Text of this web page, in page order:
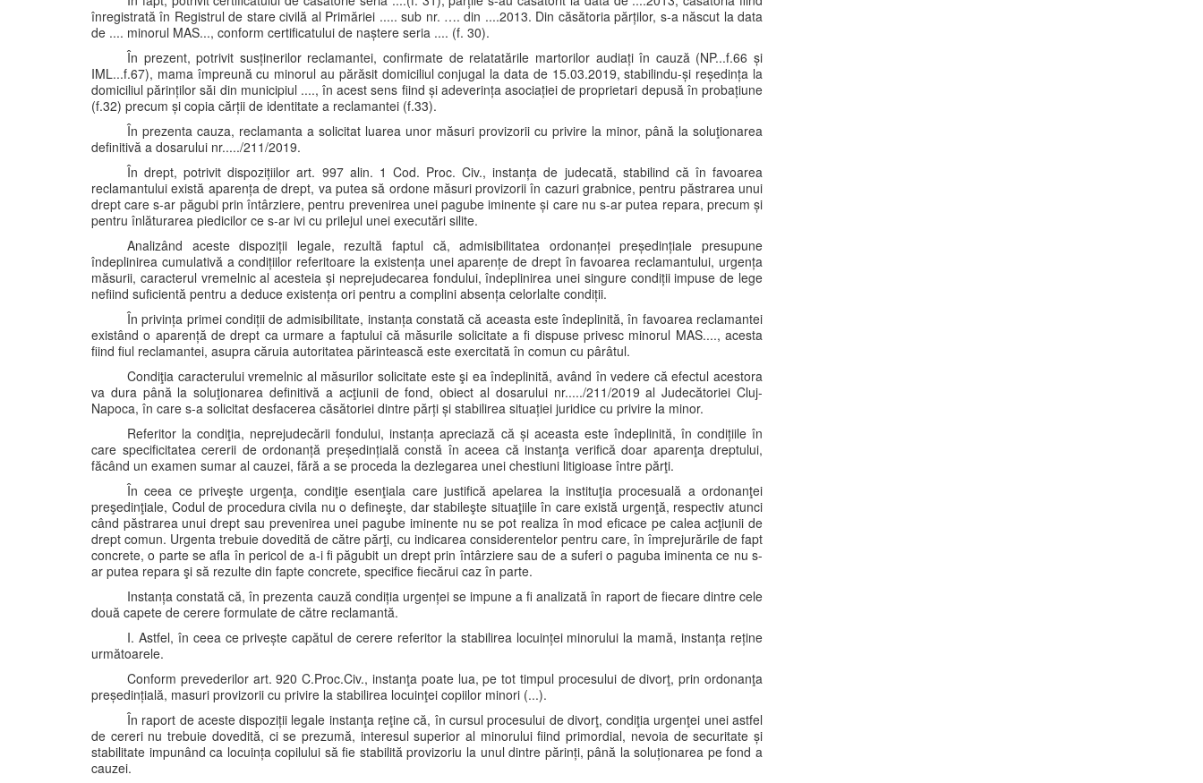
înregistrată în Registrul de stare civilă al Primăriei ..... sub nr. …. din ....2013. Din căsătoria părților, s-a născut la data
de .... minorul MAS..., conform certificatului de naștere seria .... (f. 30).
În prezent, potrivit susținerilor reclamantei, confirmate de relatatările martorilor audiați în cauză (NP...f.66 și
IML...f.67), mama împreună cu minorul au părăsit domiciliul conjugal la data de 15.03.2019, stabilindu-și reședința la
domiciliul părinților săi din municipiul ...., în acest sens fiind și adeverința asociației de proprietari depusă în probațiune
(f.32) precum și copia cărții de identitate a reclamantei (f.33).
În prezenta cauza, reclamanta a solicitat luarea unor măsuri provizorii cu privire la minor, până la soluţionarea
definitivă a dosarului nr...../211/2019.
În drept, potrivit dispozițiilor art. 997 alin. 1 Cod. Proc. Civ., instanța de judecată, stabilind că în favoarea
reclamantului există aparența de drept, va putea să ordone măsuri provizorii în cazuri grabnice, pentru păstrarea unui
drept care s-ar păgubi prin întârziere, pentru prevenirea unei pagube iminente și care nu s-ar putea repara, precum și
pentru înlăturarea piedicilor ce s-ar ivi cu prilejul unei executări silite.
Analizând aceste dispoziții legale, rezultă faptul că, admisibilitatea ordonanței președințiale presupune
îndeplinirea cumulativă a condițiilor referitoare la existența unei aparențe de drept în favoarea reclamantului, urgența
măsurii, caracterul vremelnic al acesteia și neprejudecarea fondului, îndeplinirea unei singure condiții impuse de lege
nefiind suficientă pentru a deduce existența ori pentru a complini absența celorlalte condiții.
În privința primei condiții de admisibilitate, instanța constată că aceasta este îndeplinită, în favoarea reclamantei
existând o aparență de drept ca urmare a faptului că măsurile solicitate a fi dispuse privesc minorul MAS...., acesta
fiind fiul reclamantei, asupra căruia autoritatea părintească este exercitată în comun cu pârâtul.
Condiţia caracterului vremelnic al măsurilor solicitate este şi ea îndeplinită, având în vedere că efectul acestora
va dura până la soluţionarea definitivă a acţiunii de fond, obiect al dosarului nr...../211/2019 al Judecătoriei Cluj-
Napoca, în care s-a solicitat desfacerea căsătoriei dintre părți și stabilirea situației juridice cu privire la minor.
Referitor la condiţia, neprejudecării fondului, instanța apreciază că și aceasta este îndeplinită, în condițiile în
care specificitatea cererii de ordonanță președințială constă în aceea că instanţa verifică doar aparenţa dreptului,
făcând un examen sumar al cauzei, fără a se proceda la dezlegarea unei chestiuni litigioase între părţi.
În ceea ce priveşte urgenţa, condiţie esenţiala care justifică apelarea la instituţia procesuală a ordonanţei
preşedinţiale, Codul de procedura civila nu o defineşte, dar stabileşte situaţiile în care există urgenţă, respectiv atunci
când păstrarea unui drept sau prevenirea unei pagube iminente nu se pot realiza în mod eficace pe calea acţiunii de
drept comun. Urgenta trebuie dovedită de către părţi, cu indicarea considerentelor pentru care, în împrejurările de fapt
concrete, o parte se afla în pericol de a-i fi păgubit un drept prin întârziere sau de a suferi o paguba iminenta ce nu s-
ar putea repara şi să rezulte din fapte concrete, specifice fiecărui caz în parte.
Instanța constată că, în prezenta cauză condiția urgenței se impune a fi analizată în raport de fiecare dintre cele
două capete de cerere formulate de către reclamantă.
I. Astfel, în ceea ce privește capătul de cerere referitor la stabilirea locuinței minorului la mamă, instanța reține
următoarele.
Conform prevederilor art. 920 C.Proc.Civ., instanţa poate lua, pe tot timpul procesului de divorţ, prin ordonanţa
președințială, masuri provizorii cu privire la stabilirea locuinţei copiilor minori (...).
În raport de aceste dispoziții legale instanţa reţine că, în cursul procesului de divorţ, condiţia urgenţei unei astfel
de cereri nu trebuie dovedită, ci se prezumă, interesul superior al minorului fiind primordial, nevoia de securitate și
stabilitate impunând ca locuința copilului să fie stabilită provizoriu la unul dintre părinți, până la soluționarea pe fond a
cauzei.